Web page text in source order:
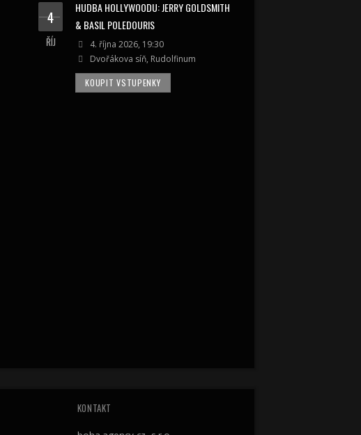
4
ŘÍJ
HUDBA HOLLYWOODU: JERRY GOLDSMITH
& BASIL POLEDOURIS
4. října 2026, 19:30
Dvořákova síň, Rudolfinum
KOUPIT VSTUPENKY
KONTAKT